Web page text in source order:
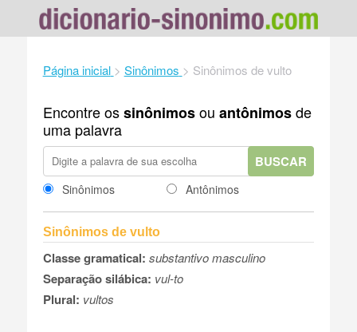
Página inicial > Sinônimos > Sinônimos de vulto
Encontre ossinônimosou antônimosde
uma palavra
BUSCAR
Sinônimos Antônimos
Sinônimos de vulto
Classe gramatical: substantivo masculino
Separação silábica: vul-to
Plural: vultos